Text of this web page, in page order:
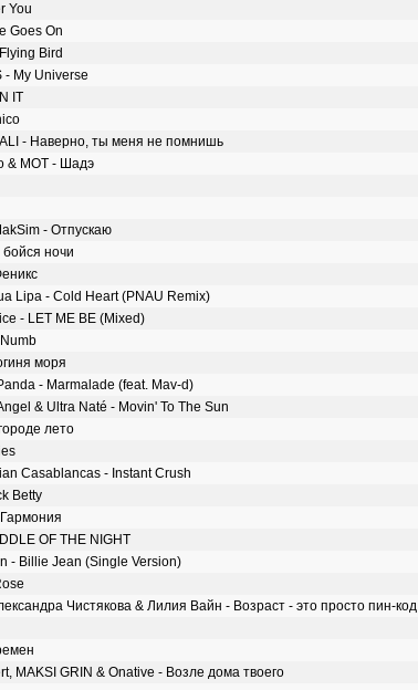
You
Goes On
Bird
- My Universe
IT
- Наверно, ты меня не помнишь
& МОТ - Шадэ
- Отпускаю
ночи
Lipa - Cold Heart (PNAU Remix)
- LET ME BE (Mixed)
моря
- Marmalade (feat. Mav-d)
& Ultra Naté - Movin' To The Sun
лето
Casablancas - Instant Crush
Betty
OF THE NIGHT
- Billie Jean (Single Version)
Чистякова & Лилия Вайн - Возраст - это просто пин-код
MAKSI GRIN & Onative - Возле дома твоего